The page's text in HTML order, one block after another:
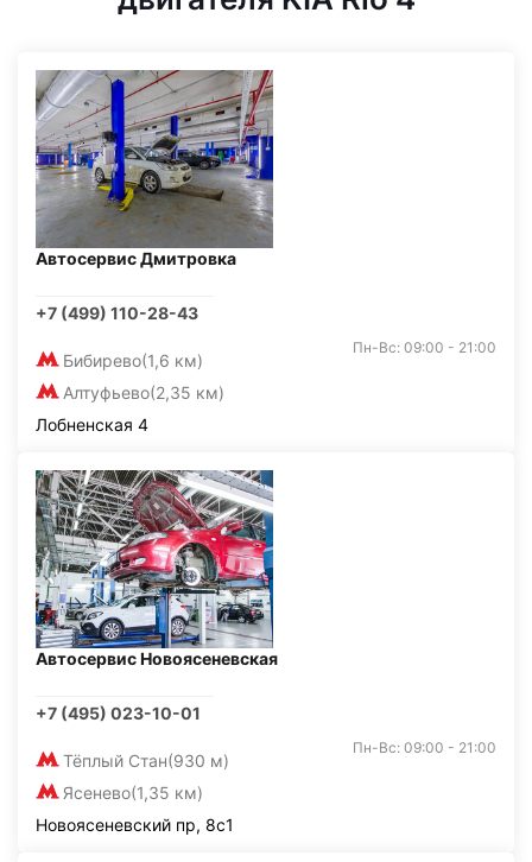
Автосервис Дмитровка
+7 (499) 110-28-43
Бибирево(1,6 км)
Алтуфьево(2,35 км)
Пн-Вс: 09:00 - 21:00
Лобненская 4
Автосервис Новоясеневская
+7 (495) 023-10-01
Тёплый Стан(930 м)
Ясенево(1,35 км)
Пн-Вс: 09:00 - 21:00
Новоясеневский пр, 8с1